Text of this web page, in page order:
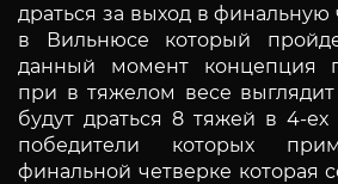
драться за выход в финальную
в Вильнюсе который
данный момент концепция
при в тяжелом весе
будут драться 8 тяжей в 4-ех
победители которых
финальной четверке которая